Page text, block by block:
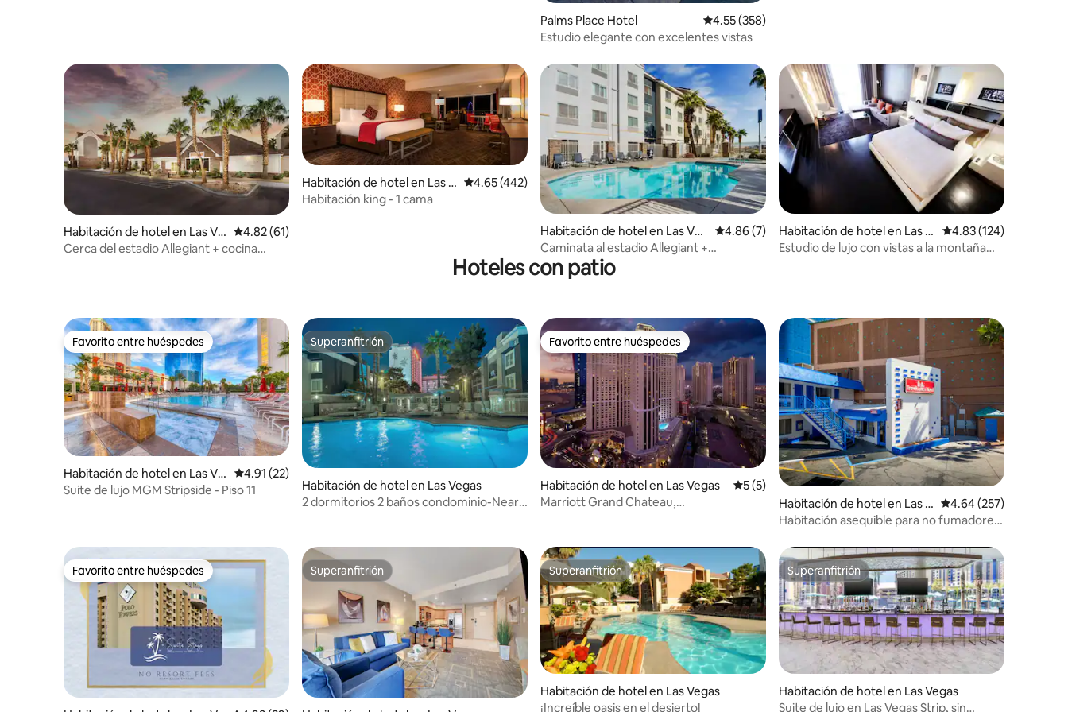
Palms Place Hotel Calificación promedio: 4.55 de 5; 358 evaluaciones
4.55 (358)
Estudio elegante con excelentes vistas
Habitación de hotel en Las Ve
gas
Calificación promedio: 4.82 de 5; 61 evaluaciones
4.82 (61)
Cerca del estadio Allegiant + cocina
Habitación de hotel en Las V
egas
Calificación promedio: 4.65 de 5; 442 evaluaciones
4.65 (442)
Habitación king - 1 cama
Habitación de hotel en Las Veg
as
Calificación promedio: 4.86 de 5; 7 evaluaciones
4.86 (7)
Caminata al estadio Allegiant +
desayuno. Piscina. Gimnasio.
Habitación de hotel en Las V
egas
Calificación promedio:
4.83 (124)
Estudio de lujo con vistas a la montaña
Hoteles con patio
Favorito entre huéspedes
Favorito entre huéspedes
Habitación de hotel en Las Ve
gas
Calificación promedio: 4.91 de 5; 22 evaluaciones
4.91 (22)
Suite de lujo MGM Stripside - Piso 11
Superanfitrión
Superanfitrión
Habitación de hotel en Las Vegas
2 dormitorios 2 baños condominio-Near
Favorito entre huéspedes
Favorito entre huéspedes
Habitación de hotel en Las Vegas Calificación promedio: 5 de 5; 5 evaluaciones
5 (5)
Marriott Grand Chateau,
Habitación de hotel en Las V
egas
Calificación promedio:
4.64 (257)
Habitación asequible para no fumadores
Favorito entre huéspedes
Favorito entre huéspedes Superanfitrión
Superanfitrión Superanfitrión
Superanfitrión
Habitación de hotel en Las Vegas
¡Increíble oasis en el desierto!
Superanfitrión
Superanfitrión
Habitación de hotel en Las Vegas
Suite de lujo en Las Vegas Strip, sin